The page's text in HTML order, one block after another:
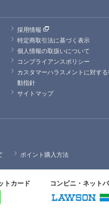
採用情報
特定商取引法に基づく表示
個人情報の取扱いについて
コンプライアンスポリシー
カスタマーハラスメントに対す
動指針
サイトマップ
ポイント購入方法
トカード コンビニ・ネット